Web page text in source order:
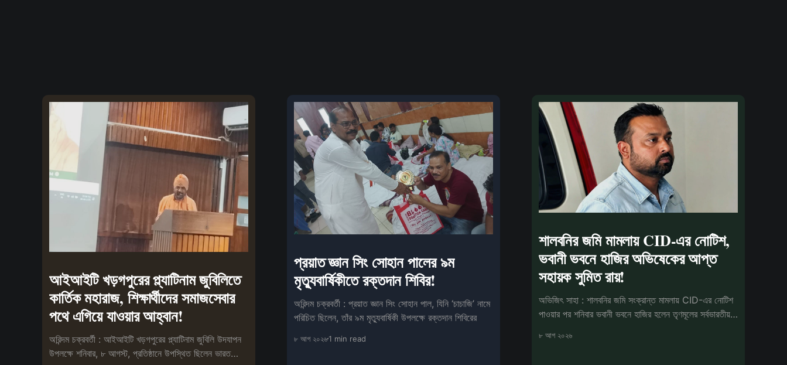
আইআইটি খড়গপুরের প্ল্যাটিনাম জুবিলিতে
কার্তিক মহারাজ, শিক্ষার্থীদের সমাজসেবার
পথে এগিয়ে যাওয়ার আহ্বান!
অরিন্দম চক্রবর্তী : আইআইটি খড়গপুরের প্ল্যাটিনাম জুবিলি উদযাপন
উপলক্ষে শনিবার, ৮ আগস্ট, প্রতিষ্ঠানে উপস্থিত ছিলেন ভারত
প্রয়াত জ্ঞান সিং সোহান পালের ৯ম
মৃত্যুবার্ষিকীতে রক্তদান শিবির!
অরিন্দম চক্রবর্তী : প্রয়াত জ্ঞান সিং সোহান পাল, যিনি ‘চাচাজি’ নামে
পরিচিত ছিলেন, তাঁর ৯ম মৃত্যুবার্ষিকী উপলক্ষে রক্তদান শিবিরের
৮ আগ ২০২৬1 min read
শালবনির জমি মামলায় CID-এর নোটিশ,
ভবানী ভবনে হাজির অভিষেকের আপ্ত
সহায়ক সুমিত রায়!
অভিজিৎ সাহা : শালবনির জমি সংক্রান্ত মামলায় CID-এর নোটিশ
পাওয়ার পর শনিবার ভবানী ভবনে হাজির হলেন তৃণমূলের সর্বভারতীয়
৮ আগ ২০২৬